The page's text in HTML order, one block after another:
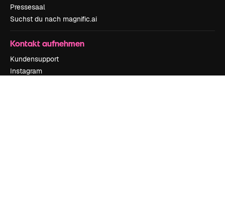
Pressesaal
Suchst du nach magnific.ai
Kontakt aufnehmen
Kundensupport
Instagram